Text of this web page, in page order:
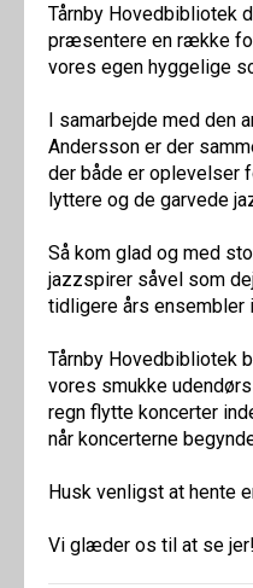
Tårnby Hovedbibliotek
præsentere en række
vores egen hyggelige
I samarbejde med den
Andersson er der
der både er oplevelser
lyttere og de garvede
Så kom glad og med
jazzspirer såvel som
tidligere års ensembler
Tårnby Hovedbibliotek
vores smukke
regn flytte koncerter
når koncerterne
Husk venligst at hente
Vi glæder os til at se jer!